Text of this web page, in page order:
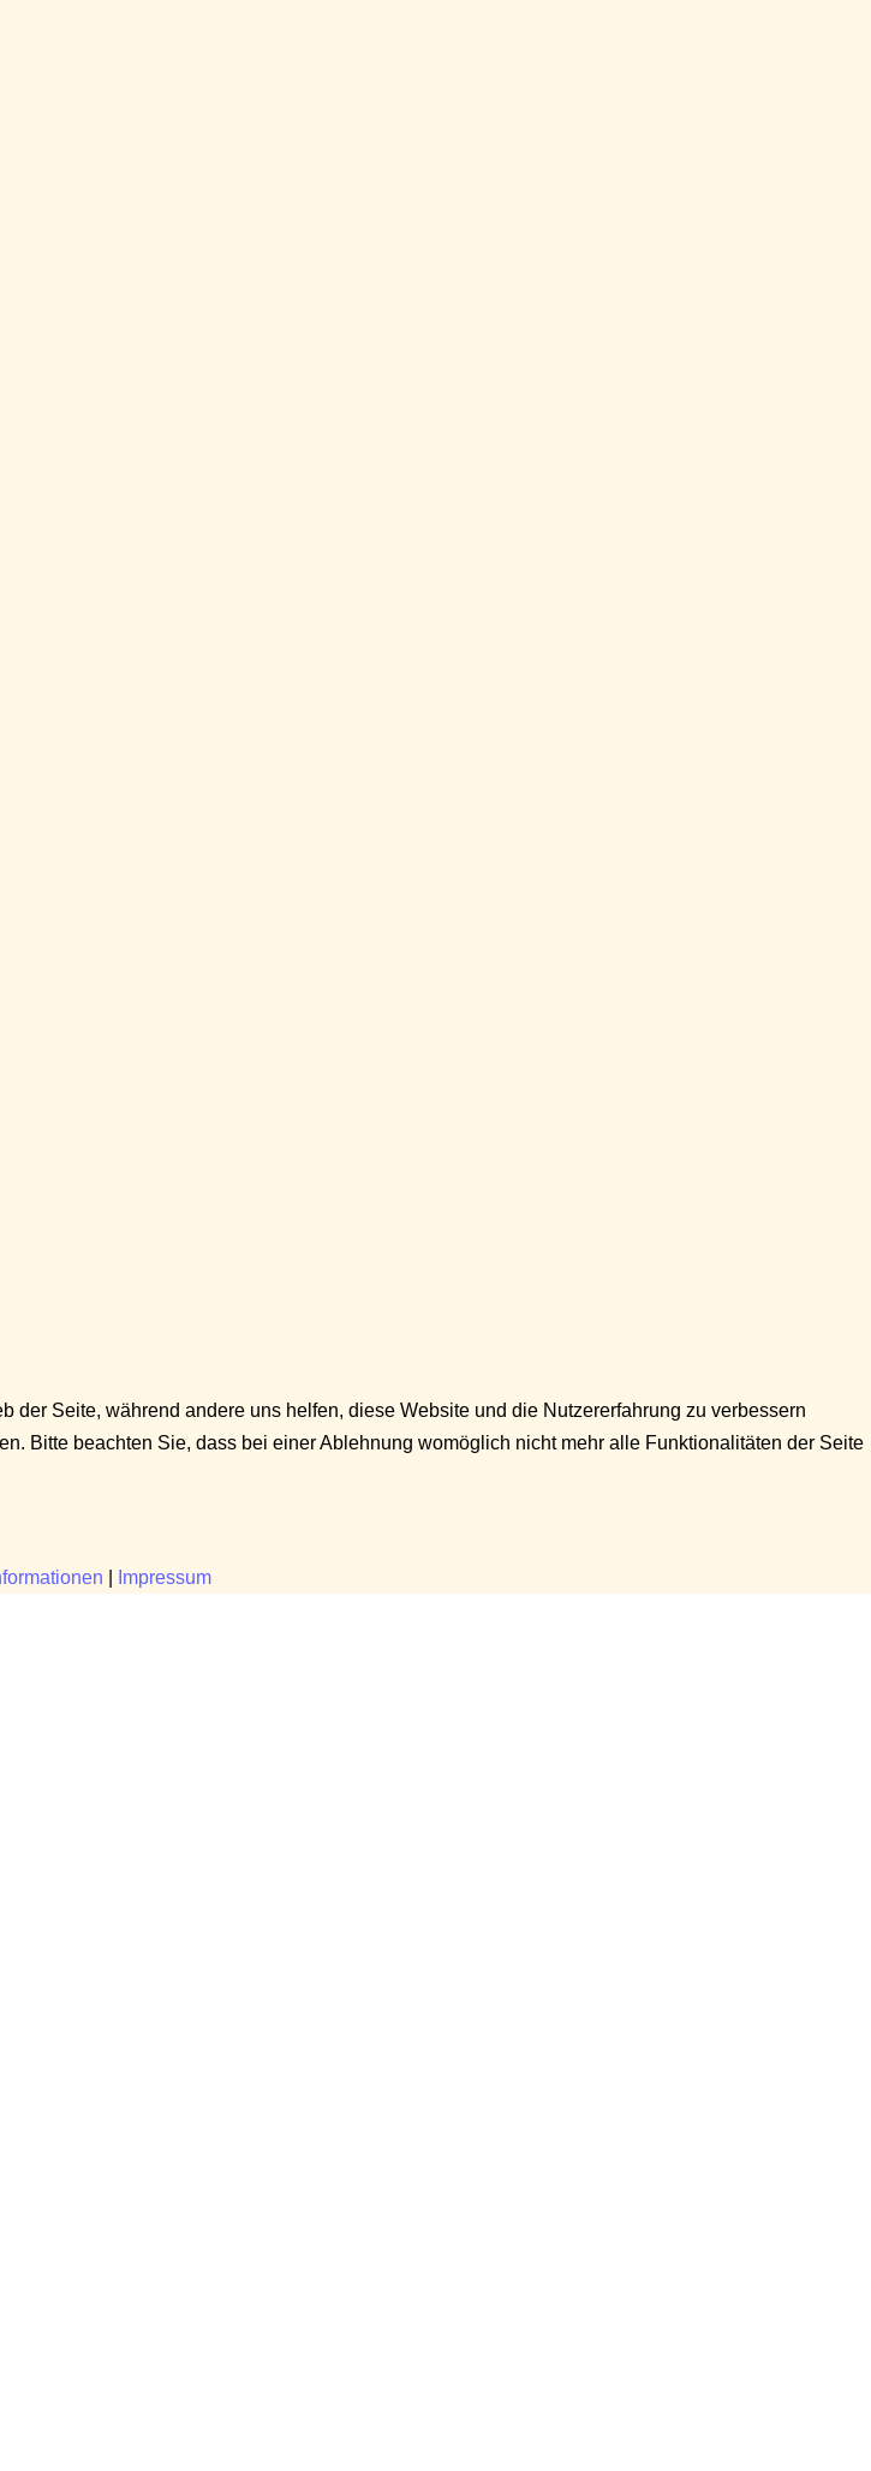
Seite, während andere uns helfen, diese Website und die Nutzererfahrung zu verbessern
Bitte beachten Sie, dass bei einer Ablehnung womöglich nicht mehr alle Funktionalitäten der Seite
Impressum